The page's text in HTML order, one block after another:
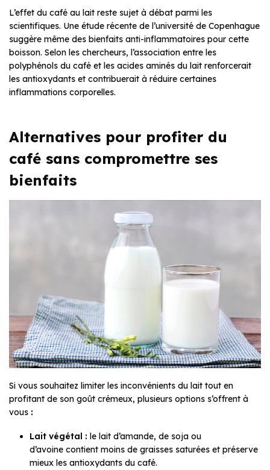
L’effet du café au lait reste sujet à débat parmi les
scientifiques. Une étude récente de l’université de Copenhague
suggère même des bienfaits anti-inflammatoires pour cette
boisson. Selon les chercheurs, l’association entre les
polyphénols du café et les acides aminés du lait renforcerait
les antioxydants et contribuerait à réduire certaines
inflammations corporelles.
Alternatives pour profiter du
café sans compromettre ses
bienfaits
Si vous souhaitez limiter les inconvénients du lait tout en
profitant de son goût crémeux, plusieurs options s’offrent à
vous :
Lait végétal : le lait d’amande, de soja ou
d’avoine contient moins de graisses saturées et préserve
mieux les antioxydants du café.